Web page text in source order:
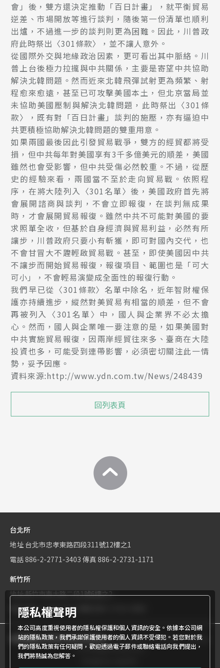
會」後，雙方還決定推動「百日計畫」，就平衡貿易
逆差、市場開放等進行談判，隨後第一份清單也順利
出爐，不過進一步的談判則更為困難。因此，川普政
府此時祭出〈301條款〉，並不讓人意外。
從國際外交與地緣政治因素，更可看出其中脈絡。川
普上台後極力拉攏與中共關係，主要是寄望中共協助
解決北韓問題。然而近來北韓飛彈試射更為頻繁、射
程愈來愈遠，甚至已可攻擊美國本土，但北京當局並
未協助美國壓制與解決北韓問題，此時祭出〈301條
款〉，既有對「百日計畫」談判的施壓，亦有逼迫中
共更積極協助解決北韓問題的雙重用意。
如果兩國最後因此引發貿易戰爭，雙方的經貿都將受
損，但中共每年對美國享有3千多億美元的順差，美國
雖然也會受影響，但中共受傷必然較重。不過，從歷
史的經驗來看，兩國當不至於走向貿易戰。依照程
序，在將大陸列入〈301名單〉後，美國政府首先將
會展開諮商與談判，不會立即報復，在談判無成果
時，才會展開貿易報復。雖然中共不可能對美國的要
求照單全收，但基於自身經濟與貿易利益，必然有所
讓步，川普政府只要小有斬獲，即可對國內交代，也
不會甘冒大不韙輕啟貿易戰。甚至，即使美國因中共
不讓步而開始貿易報復，報復項目、範圍也是「可大
可小」，不會輕易演變成全面性的報復行動。
我們早已從〈301條款〉名單中除名，近年智財權保
護亦持續進步，縱然對美貿易有相當的順差，但不會
再被列入〈301名單〉中，國人與企業界不必太擔
心。然而，國人與企業唯一要注意的是，如果美國對
中共實施貿易報復，因兩岸經貿往來多、臺商在大陸
投資也多，可能受到連帶影響，必須密切關注此一情
勢，妥予因應。
資料來源:http://www.ydn.com.tw/News/248439
回列表頁
台北所
地址 台北市忠孝東路四段311號12樓之1
電話886-2-2771-3403 傳真 886-2-2731-1171
新竹所
地址新竹市東大路二段1號6樓之2
電話886-3-534-9161
商標權屬世界專利有限公司所有© World Patent Limited Company
Inc All Rights Reserved.
隱私權聲明
本公司高度重視使用者的隱私權保護和個人資訊的安全。依據本公司網
站的隱私政策，我們承諾保護使用者的個人資訊不受侵犯。若您對於我
們的隱私政策有任何疑問，歡迎透過電子郵件或聯絡電話向我們提出，
我們將熱誠為您解答。